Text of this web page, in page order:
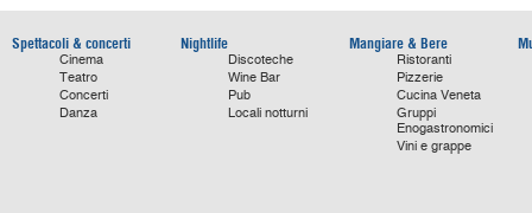
Spettacoli & concerti
Cinema
Teatro
Concerti
Danza
Nightlife
Discoteche
Wine Bar
Pub
Locali notturni
Mangiare & Bere
Ristoranti
Pizzerie
Cucina Veneta
Gruppi
Enogastronomici
Vini e grappe